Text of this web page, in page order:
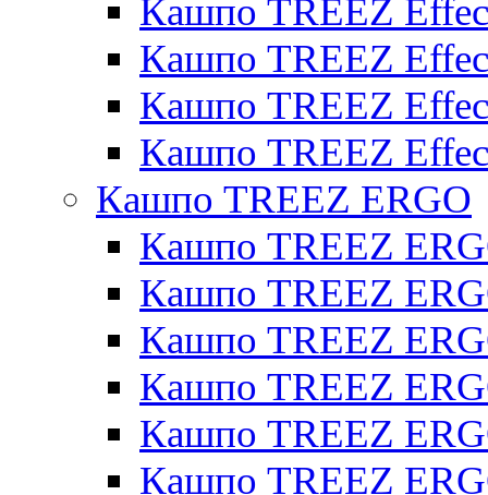
Кашпо TREEZ
Кашпо TREEZ
Кашпо TREEZ
Кашпо TREEZ
Кашпо TREEZ ERGO
Кашпо TREEZ
Кашпо TREEZ
Кашпо TREEZ
Кашпо TREEZ
Кашпо TREEZ
Кашпо TREEZ